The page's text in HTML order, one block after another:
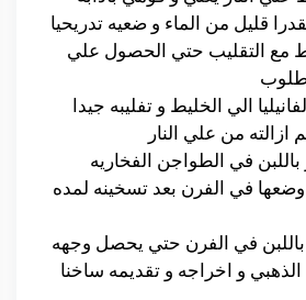
قليل من الماء و ضعيه تدريحيا
مع التقليب حتي الحصول علي
الي الخليط و تفليبه جيدا
ازالته من علي النار
باللبن في الطواجن الفخاريه
في الفرن بعد تسخينه لمده
باللبن في الفرن حتي يحصل وجهه
و اخراجه و تقديمه ساخنا